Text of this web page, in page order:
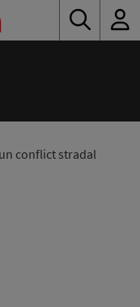
conflict stradal